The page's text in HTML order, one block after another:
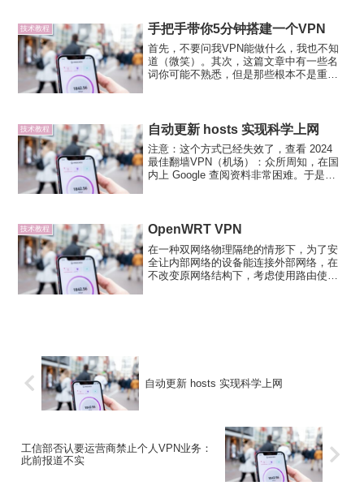
从OpenVPN官网下载连接软件（官...
技术教程 手把手带你5分钟搭建一个VPN
首先，不要问我VPN能做什么，我也不知
道（微笑）。其次，这篇文章中有一些名
词你可能不熟悉，但是那些根本不是重
吧！登录...
技术教程 自动更新 hosts 实现科学上网
注意：这个方式已经失效了，查看 2024
最佳翻墙VPN（机场）：众所周知，在国
内上 Google 查阅资料非常困难。于是出
技术教程 OpenWRT VPN
在一种双网络物理隔绝的情形下，为了安
全让内部网络的设备能连接外部网络，在
不改变原网络结构下，考虑使用路由使用
自动更新 hosts 实现科学上网
工信部否认要运营商禁止个人VPN业务：
此前报道不实